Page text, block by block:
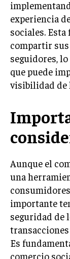
MÁS
TALENTOS
experiencia
sociales.
compartir sus
seguidores,
que puede
visibilidad de
Aunque el
una
importante
seguridad de
Es
comercio